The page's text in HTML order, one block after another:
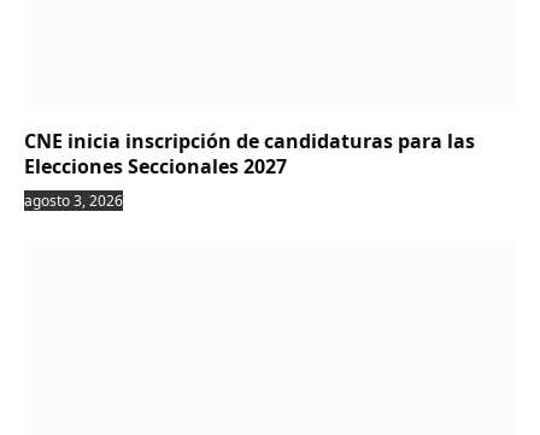
CNE inicia inscripción de candidaturas para las
Elecciones Seccionales 2027
agosto 3, 2026